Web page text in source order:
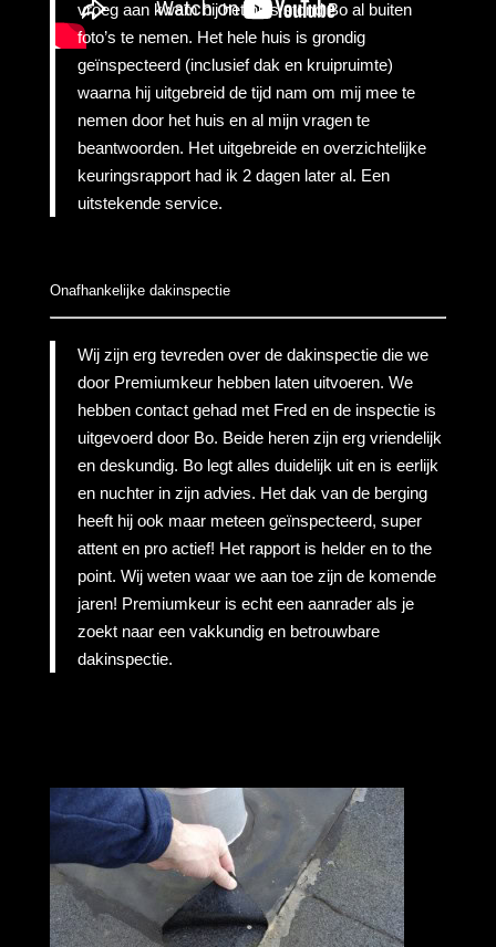
vroeg aan kwam bij het huis stond Bo al buiten
foto’s te nemen. Het hele huis is grondig
geïnspecteerd (inclusief dak en kruipruimte)
waarna hij uitgebreid de tijd nam om mij mee te
nemen door het huis en al mijn vragen te
beantwoorden. Het uitgebreide en overzichtelijke
keuringsrapport had ik 2 dagen later al. Een
uitstekende service.
Onafhankelijke dakinspectie
Wij zijn erg tevreden over de dakinspectie die we
door Premiumkeur hebben laten uitvoeren. We
hebben contact gehad met Fred en de inspectie is
uitgevoerd door Bo. Beide heren zijn erg vriendelijk
en deskundig. Bo legt alles duidelijk uit en is eerlijk
en nuchter in zijn advies. Het dak van de berging
heeft hij ook maar meteen geïnspecteerd, super
attent en pro actief! Het rapport is helder en to the
point. Wij weten waar we aan toe zijn de komende
jaren! Premiumkeur is echt een aanrader als je
zoekt naar een vakkundig en betrouwbare
dakinspectie.